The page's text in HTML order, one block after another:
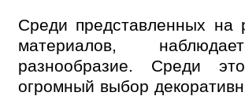
Среди представленных на
материалов,
разнообразие. Среди
огромный выбор